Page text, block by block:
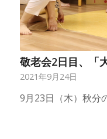
敬老会2日目、「
2021年9月24日
9月23日（木）秋分